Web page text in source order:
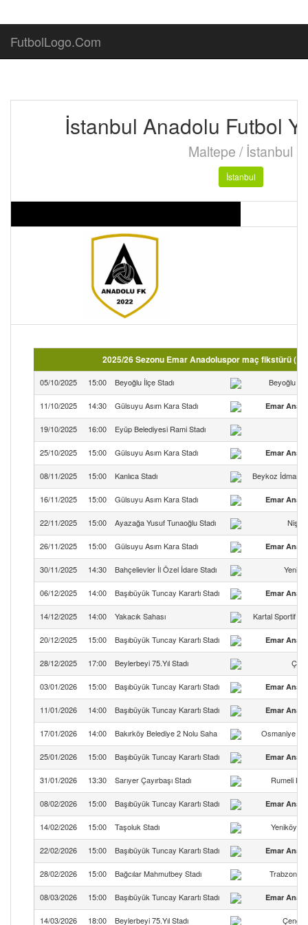
FutbolLogo.Com
İstanbul Anadolu Futbol
Maltepe / İstanbul
İstanbul
2025/26 Sezonu Emar Anadoluspor maç fikstürü (
05/10/2025 15:00 Beyoğlu İlçe Stadı Beyoğlu
11/10/2025 14:30 Gülsuyu Asım Kara Stadı Emar
19/10/2025 16:00 Eyüp Belediyesi Rami Stadı
25/10/2025 15:00 Gülsuyu Asım Kara Stadı Emar
08/11/2025 15:00 Kanlıca Stadı Beykoz İdman
16/11/2025 15:00 Gülsuyu Asım Kara Stadı Emar
22/11/2025 15:00 Ayazağa Yusuf Tunaoğlu Stadı
26/11/2025 15:00 Gülsuyu Asım Kara Stadı Emar
30/11/2025 14:30 Bahçelievler İl Özel İdare Stadı
06/12/2025 14:00 Başıbüyük Tuncay Karartı Stadı Emar
14/12/2025 14:00 Yakacık Sahası Kartal Sportif
20/12/2025 15:00 Başıbüyük Tuncay Karartı Stadı Emar
28/12/2025 17:00 Beylerbeyi 75.Yıl Stadı
03/01/2026 15:00 Başıbüyük Tuncay Karartı Stadı Emar
11/01/2026 14:00 Başıbüyük Tuncay Karartı Stadı Emar
17/01/2026 14:00 Bakırköy Belediye 2 Nolu Saha Osmaniye
25/01/2026 15:00 Başıbüyük Tuncay Karartı Stadı Emar
31/01/2026 13:30 Sarıyer Çayırbaşı Stadı Rumeli
08/02/2026 15:00 Başıbüyük Tuncay Karartı Stadı Emar
14/02/2026 15:00 Taşoluk Stadı Yeniköy
22/02/2026 15:00 Başıbüyük Tuncay Karartı Stadı Emar
28/02/2026 15:00 Bağcılar Mahmutbey Stadı Trabzon
08/03/2026 15:00 Başıbüyük Tuncay Karartı Stadı Emar
14/03/2026 18:00 Beylerbeyi 75.Yıl Stadı